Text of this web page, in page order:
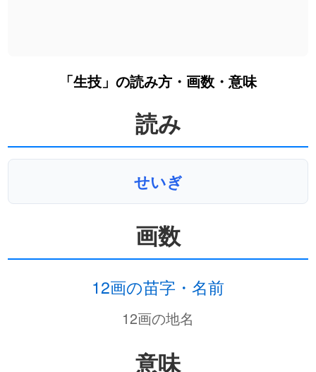
「生技」の読み方・画数・意味
読み
せいぎ
画数
12画の苗字・名前
12画の地名
意味